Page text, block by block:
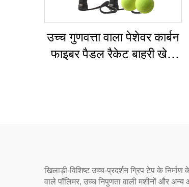
उच्च गुणवत्ता वाला पेशेवर कार्बन
फाइबर पैडल रैकेट बाहरी खेल
खिलाड़ी-विशिष्ट उच्च-प्रदर्शन ग्रिप टेप के
वाले पॉलिमर, उच्च निपुणता वाली मशीनों और